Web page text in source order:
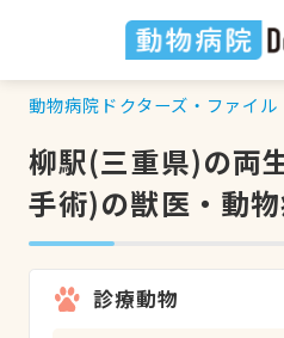
動物病院ドクターズ・ファイル
柳駅(三重県)の両
手術)の獣医・動
診療動物